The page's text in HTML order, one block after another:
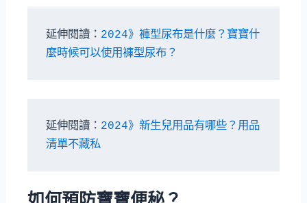
延伸閱讀： 2024》褲型尿布是什麼？寶寶什
麼時候可以使用褲型尿布？
延伸閱讀： 2024》新生兒用品有哪些？用品
清單不藏私